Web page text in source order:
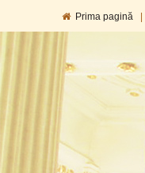
Prima pagină